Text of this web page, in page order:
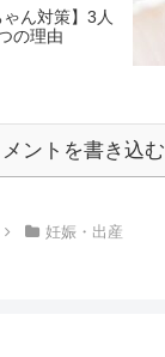
ゃん対策】3人
の理由
メントを書き込む
妊娠・出産